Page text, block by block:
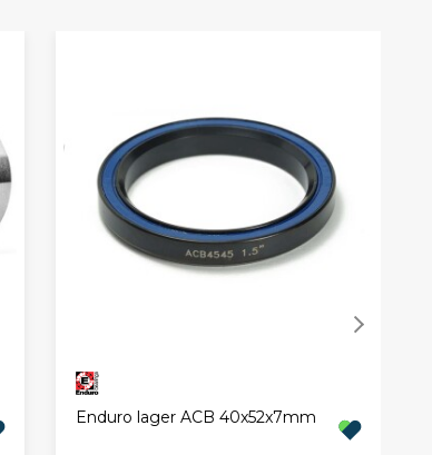
Enduro lager ACB 40x52x7mm